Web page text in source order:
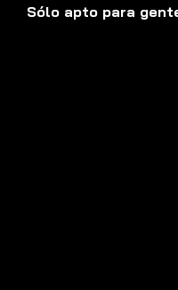
Sólo apto para